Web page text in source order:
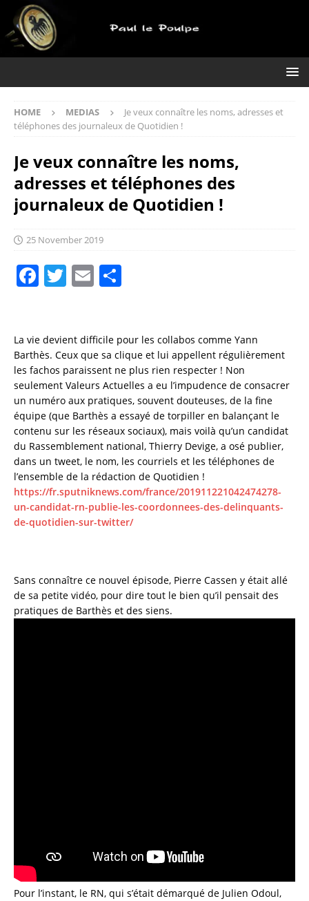
HOME MEDIAS
Je veux connaître les noms, adresses et
téléphones des journaleux de Quotidien !
Je veux connaître les noms,
adresses et téléphones des
journaleux de Quotidien !
25 November 2019
F
e
b
o
o
k
T
te
r
E
l re
La vie devient difficile pour les collabos comme Yann
Barthès. Ceux que sa clique et lui appellent régulièrement
les fachos paraissent ne plus rien respecter ! Non
seulement Valeurs Actuelles a eu l’impudence de consacrer
un numéro aux pratiques, souvent douteuses, de la fine
équipe (que Barthès a essayé de torpiller en balançant le
contenu sur les réseaux sociaux), mais voilà qu’un candidat
du Rassemblement national, Thierry Devige, a osé publier,
dans un tweet, le nom, les courriels et les téléphones de
l’ensemble de la rédaction de Quotidien !
https://fr.sputniknews.com/france/201911221042474278-
un-candidat-rn-publie-les-coordonnees-des-delinquants-
de-quotidien-sur-twitter/
Sans connaître ce nouvel épisode, Pierre Cassen y était allé
de sa petite vidéo, pour dire tout le bien qu’il pensait des
pratiques de Barthès et des siens.
Pour l’instant, le RN, qui s’était démarqué de Julien Odoul,